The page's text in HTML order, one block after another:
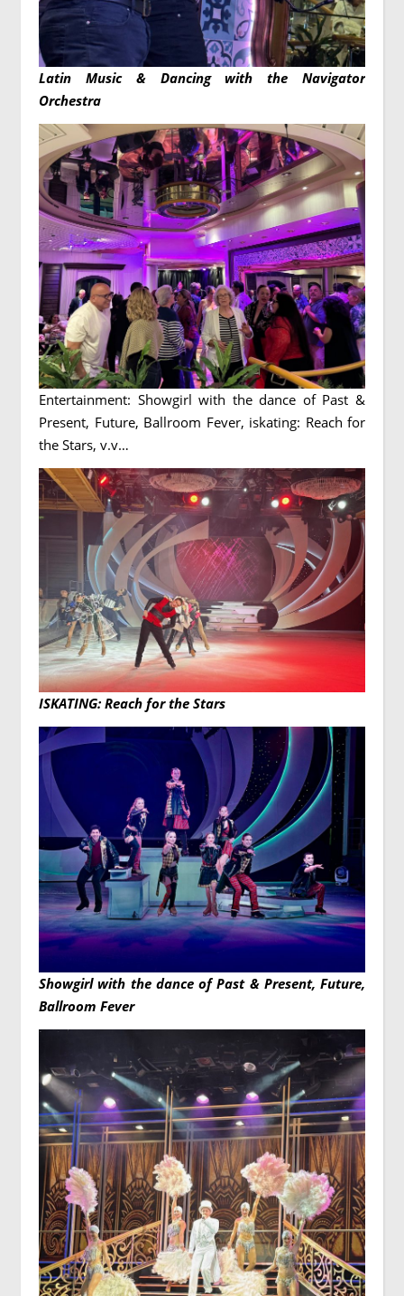
Latin Music & Dancing with the Navigator
Orchestra
Entertainment: Showgirl with the dance of Past &
Present, Future, Ballroom Fever, iskating: Reach for
the Stars, v.v…
ISKATING: Reach for the Stars
Showgirl with the dance of Past & Present, Future,
Ballroom Fever